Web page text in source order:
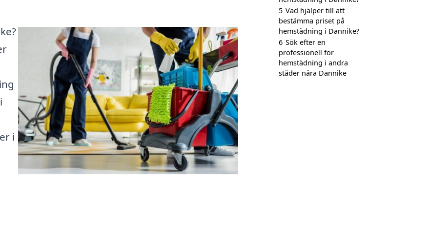
i
5 Vad hjälper till att
bestämma priset på
hemstädning i Dannike?
6 Sök efter en
professionell för
hemstädning i andra
städer nära Dannike